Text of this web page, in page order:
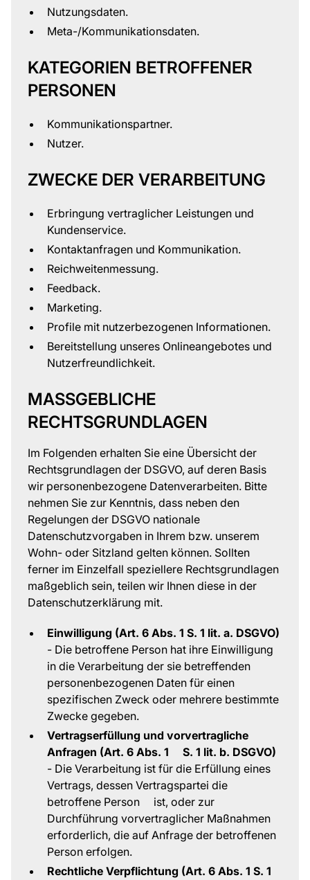
Nutzungsdaten.
Meta-/Kommunikationsdaten.
KATEGORIEN BETROFFENER
PERSONEN
Kommunikationspartner.
Nutzer.
ZWECKE DER VERARBEITUNG
Erbringung vertraglicher Leistungen und
Kundenservice.
Kontaktanfragen und Kommunikation.
Reichweitenmessung.
Feedback.
Marketing.
Profile mit nutzerbezogenen Informationen.
Bereitstellung unseres Onlineangebotes und
Nutzerfreundlichkeit.
MASSGEBLICHE R
ECHTSGRUNDLAGEN
Im Folgenden erhalten Sie eine Übersicht der
Rechtsgrundlagen der DSGVO, auf deren Basis
wir personenbezogene Datenverarbeiten. Bitte
nehmen Sie zur Kenntnis, dass neben den
Regelungen der DSGVO nationale
Datenschutzvorgaben in Ihrem bzw. unserem
Wohn- oder Sitzland gelten können. Sollten
ferner im Einzelfall speziellere Rechtsgrundlagen
maßgeblich sein, teilen wir Ihnen diese in der
Datenschutzerklärung mit.
Einwilligung (Art. 6 Abs. 1 S. 1 lit. a. DSGVO)
- Die betroffene Person hat ihre Einwilligung
in die Verarbeitung der sie betreffenden
personenbezogenen Daten für einen
spezifischen Zweck oder mehrere bestimmte
Zwecke gegeben.
Vertragserfüllung und vorvertragliche
Anfragen (Art. 6 Abs. 1 S. 1 lit. b. DSGVO)
- Die Verarbeitung ist für die Erfüllung eines
Vertrags, dessen Vertragspartei die
betroffene Person ist, oder zur
Durchführung vorvertraglicher Maßnahmen
erforderlich, die auf Anfrage der betroffenen
Person erfolgen.
Rechtliche Verpflichtung (Art. 6 Abs. 1 S. 1